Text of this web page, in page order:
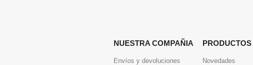
NUESTRA COMPAÑIA
Envíos y devoluciones
PRODUCTOS
Novedades